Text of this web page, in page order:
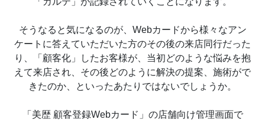
そうなると気になるのが、Webカードから様々なアン
ケートに答えていただいた方のその後の来店同行だった
り、「顧客化」したお客様が、当初どのような悩みを抱
えて来店され、その後どのように解決の提案、施術がで
きたのか、といったあたりではないでしょうか。
「美歴 顧客登録Webカード」の店舗向け管理画面で